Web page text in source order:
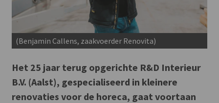
(Benjamin Callens, zaakvoerder Renovita)
Het 25 jaar terug opgerichte R&D Interieur
B.V. (Aalst), gespecialiseerd in kleinere
renovaties voor de horeca, gaat voortaan